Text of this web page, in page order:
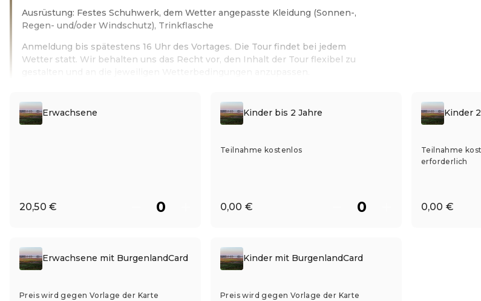
Ausrüstung: Festes Schuhwerk, dem Wetter angepasste Kleidung (Sonnen-,
Regen- und/oder Windschutz), Trinkflasche
Anmeldung bis spätestens 16 Uhr des Vortages. Die Tour findet bei jedem
Wetter statt. Wir behalten uns das Recht vor, den Inhalt der Tour flexibel zu
Erwachsene
20,50 €
Kinder bis 2 Jahre
Teilnahme kostenlos
0,00 €
Kinder
Teilnahme
erforderlich
0,00 €
Erwachsene mit BurgenlandCard
Preis wird gegen Vorlage der Karte
Kinder mit BurgenlandCard
Preis wird gegen Vorlage der Karte